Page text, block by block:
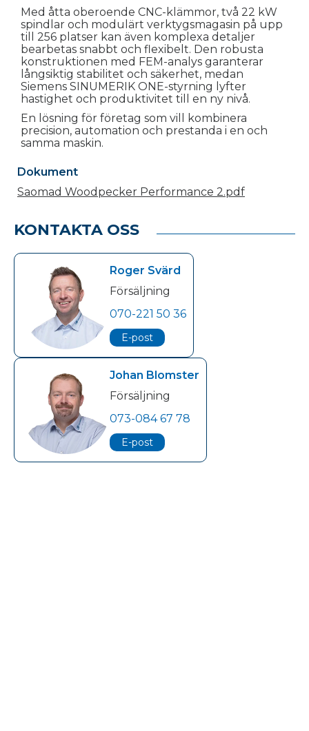
Med åtta oberoende CNC-klämmor, två 22 kW
spindlar och modulärt verktygsmagasin på upp
till 256 platser kan även komplexa detaljer
bearbetas snabbt och flexibelt. Den robusta
konstruktionen med FEM-analys garanterar
långsiktig stabilitet och säkerhet, medan
Siemens SINUMERIK ONE-styrning lyfter
hastighet och produktivitet till en ny nivå.
En lösning för företag som vill kombinera
precision, automation och prestanda i en och
samma maskin.
Dokument
Saomad Woodpecker Performance 2.pdf
KONTAKTA OSS
Roger Svärd
Försäljning
070-221 50 36
E-post
Johan Blomster
Försäljning
073-084 67 78
E-post